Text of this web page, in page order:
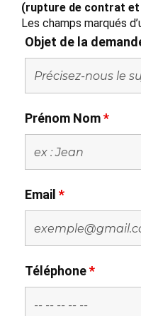
(rupture de contrat
Les champs marqués
Objet de la
Prénom Nom*
Email *
Téléphone*